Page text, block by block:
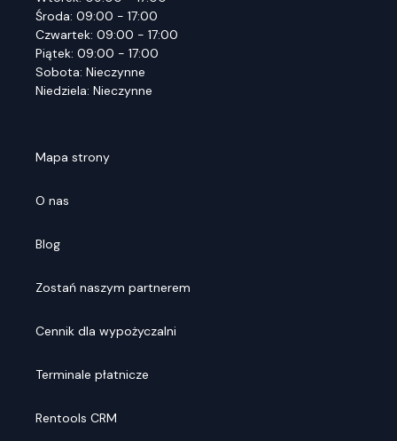
Środa: 09:00 - 17:00
Czwartek: 09:00 - 17:00
Piątek: 09:00 - 17:00
Sobota: Nieczynne
Niedziela: Nieczynne
Mapa strony
O nas
Blog
Zostań naszym partnerem
Cennik dla wypożyczalni
Terminale płatnicze
Rentools CRM